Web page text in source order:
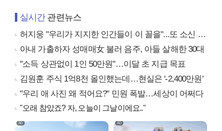
실시간관련뉴스
허지웅 "우리가 지지한 인간들이 이 꼴을"...또 소신 발언
아내 가출하자 성매매女 불러 음주, 아들 살해한 30대
"소득 상관없이 1인 50만원"…이달 초 지급 목표
김원훈 주식 1억8천 올인했는데…현실은 '-2,400만원'
"우리 애 사진 왜 적어요?" 민원 폭발…세상이 어쩌다
"오래 참았죠? 자, 오늘이 그날이에요.."